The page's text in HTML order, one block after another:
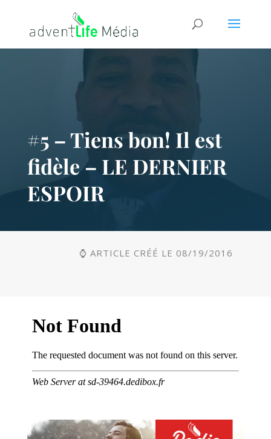
#5 – Tiens bon! Il est
fidèle – LE DERNIER
ESPOIR
⌚ ARTICLE CRÉÉ LE 08/19/2016